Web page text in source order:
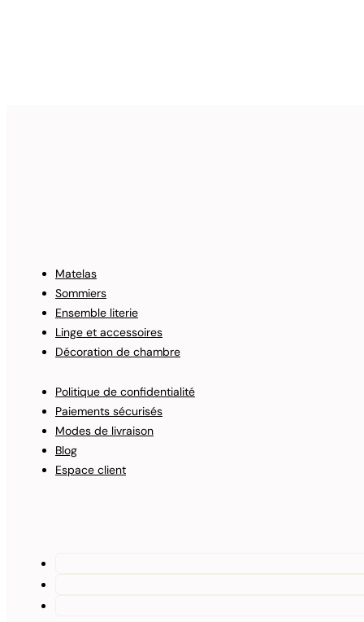
Matelas
Sommiers
Ensemble literie
Linge et accessoires
Décoration de chambre
Politique de confidentialité
Paiements sécurisés
Modes de livraison
Blog
Espace client